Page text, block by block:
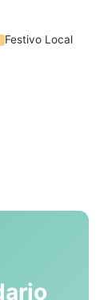
Festivo Local